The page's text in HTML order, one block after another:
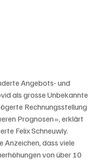
Angebots- und
als grosse Unbekannte
Rechnungsstellung
Prognosen», erklärt
Felix Schneuwly.
dass viele
von über 10